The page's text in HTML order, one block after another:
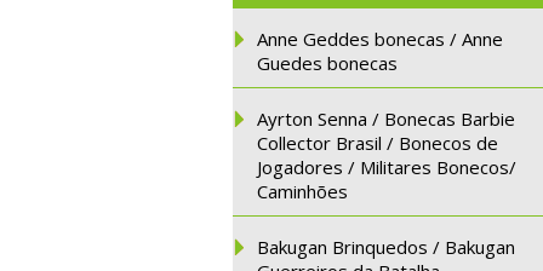
Anne Geddes bonecas / Anne
Guedes bonecas
Ayrton Senna / Bonecas Barbie
Collector Brasil / Bonecos de
Jogadores / Militares Bonecos/
Caminhões
Bakugan Brinquedos / Bakugan